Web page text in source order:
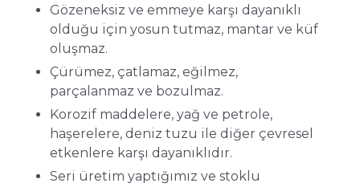
Gözeneksiz ve emmeye karşı dayanıklı
olduğu için yosun tutmaz, mantar ve küf
oluşmaz.
Çürümez, çatlamaz, eğilmez,
parçalanmaz ve bozulmaz.
Korozif maddelere, yağ ve petrole,
haşerelere, deniz tuzu ile diğer çevresel
etkenlere karşı dayanıklıdır.
Seri üretim yaptığımız ve stoklu